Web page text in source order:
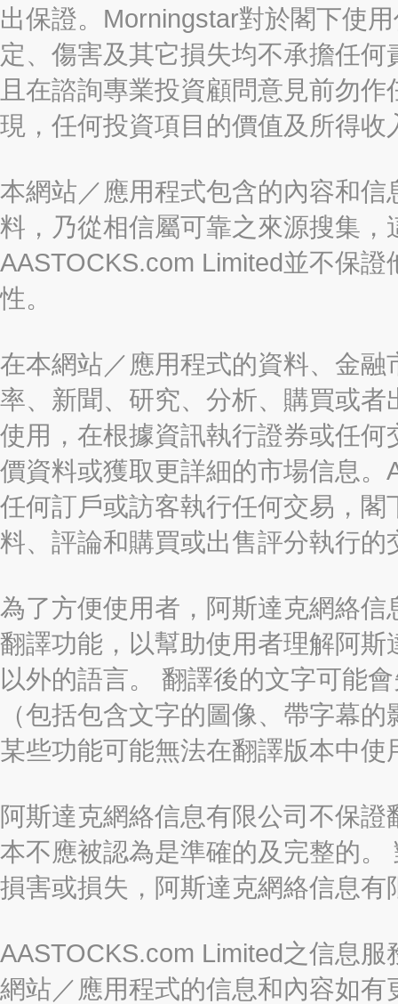
出保證。Morningstar對於閣下使
定、傷害及其它損失均不承擔任
且在諮詢專業投資顧問意見前勿
現，任何投資項目的價值及所得收
本網站／應用程式包含的內容和
料，乃從相信屬可靠之來源搜集
AASTOCKS.com Limited並不保
性。
在本網站／應用程式的資料、金
率、新聞、研究、分析、購買或
使用，在根據資訊執行證券或任
價資料或獲取更詳細的市場信息
任何訂戶或訪客執行任何交易，
料、評論和購買或出售評分執行的
為了方便使用者，阿斯達克網絡
翻譯功能，以幫助使用者理解阿
以外的語言。 翻譯後的文字可能
（包括包含文字的圖像、帶字幕
某些功能可能無法在翻譯版本中使
阿斯達克網絡信息有限公司不保
本不應被認為是準確的及完整的
損害或損失，阿斯達克網絡信息
AASTOCKS.com Limited之信息
網站／應用程式的信息和內容如